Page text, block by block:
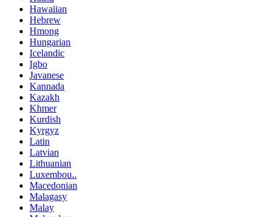
Hawaiian
Hebrew
Hmong
Hungarian
Icelandic
Igbo
Javanese
Kannada
Kazakh
Khmer
Kurdish
Kyrgyz
Latin
Latvian
Lithuanian
Luxembou..
Macedonian
Malagasy
Malay